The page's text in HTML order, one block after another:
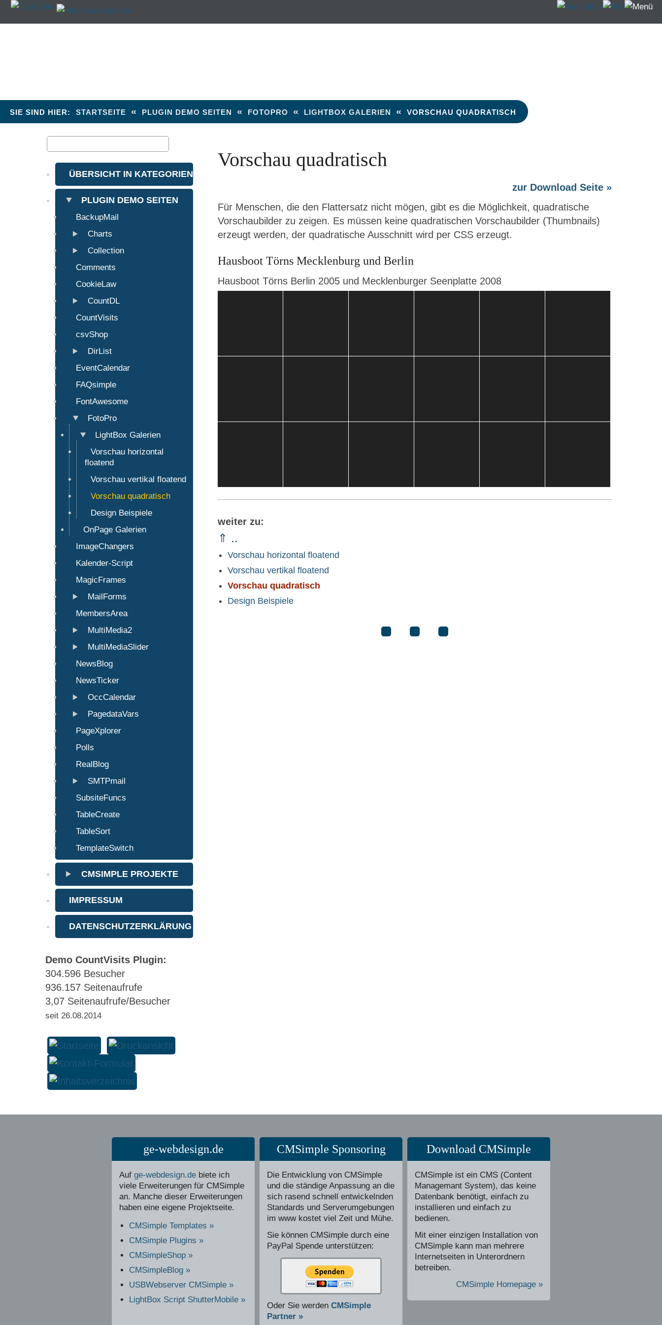
SIE SIND HIER: STARTSEITE « PLUGIN DEMO SEITEN « FOTOPRO « LIGHTBOX GALERIEN « VORSCHAU QUADRATISCH
Vorschau quadratisch
zur Download Seite »
Für Menschen, die den Flattersatz nicht mögen, gibt es die Möglichkeit, quadratische
Vorschaubilder zu zeigen. Es müssen keine quadratischen Vorschaubilder (Thumbnails)
erzeugt werden, der quadratische Ausschnitt wird per CSS erzeugt.
Hausboot Törns Mecklenburg und Berlin
Hausboot Törns Berlin 2005 und Mecklenburger Seenplatte 2008
weiter zu:
⇑ ..
Vorschau horizontal floatend
Vorschau vertikal floatend
Vorschau quadratisch
Design Beispiele
ÜBERSICHT IN KATEGORIEN
PLUGIN DEMO SEITEN
BackupMail
Charts
Collection
Comments
CookieLaw
CountDL
CountVisits
csvShop
DirList
EventCalendar
FAQsimple
FontAwesome
FotoPro
LightBox Galerien
Vorschau horizontal
floatend
Vorschau vertikal floatend
Vorschau quadratisch
Design Beispiele
OnPage Galerien
ImageChangers
Kalender-Script
MagicFrames
MailForms
MembersArea
MultiMedia2
MultiMediaSlider
NewsBlog
NewsTicker
OccCalendar
PagedataVars
PageXplorer
Polls
RealBlog
SMTPmail
SubsiteFuncs
TableCreate
TableSort
TemplateSwitch
CMSIMPLE PROJEKTE
IMPRESSUM
DATENSCHUTZERKLÄRUNG
Demo CountVisits Plugin:
304.596 Besucher
936.157 Seitenaufrufe
3,07 Seitenaufrufe/Besucher
seit 26.08.2014
ge-webdesign.de
Auf ge-webdesign.de biete ich
viele Erweiterungen für CMSimple
an. Manche dieser Erweiterungen
haben eine eigene Projektseite.
CMSimple Templates »
CMSimple Plugins »
CMSimpleShop »
CMSimpleBlog »
USBWebserver CMSimple »
LightBox Script ShutterMobile »
CMSimple Sponsoring
Die Entwicklung von CMSimple
und die ständige Anpassung an die
sich rasend schnell entwickelnden
Standards und Serverumgebungen
im www kostet viel Zeit und Mühe.
Sie können CMSimple durch eine
PayPal Spende unterstützen:
Oder Sie werden CMSimple
Partner »
Download CMSimple
CMSimple ist ein CMS (Content
Managemant System), das keine
Datenbank benötigt, einfach zu
installieren und einfach zu
bedienen.
Mit einer einzigen Installation von
CMSimple kann man mehrere
Internetseiten in Unterordnern
betreiben.
CMSimple Homepage »